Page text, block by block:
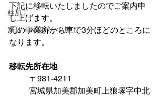
柱加工
家具・内装​パーツ加工
下記に移転いたしましたのでご案内申
し上げます。
元の事業所から車で3分ほどのところに
なります。
移転先所在地
〒981-4211
宮城県加美郡加美町上狼塚字中北